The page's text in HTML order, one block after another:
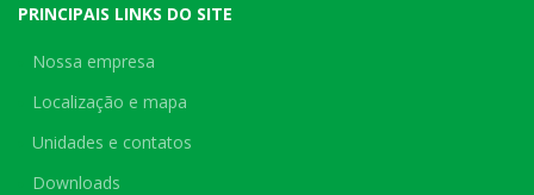
PRINCIPAIS LINKS DO SITE
Nossa empresa
Localização e mapa
Unidades e contatos
Downloads